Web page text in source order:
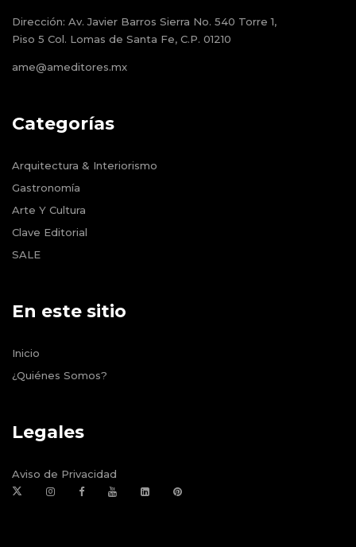
Dirección: Av. Javier Barros Sierra No. 540 Torre 1,
Piso 5 Col. Lomas de Santa Fe, C.P. 01210
ame@ameditores.mx
Categorías
Arquitectura & Interiorismo
Gastronomía
Arte Y Cultura
Clave Editorial
SALE
En este sitio
Inicio
¿Quiénes Somos?
Legales
Aviso de Privacidad